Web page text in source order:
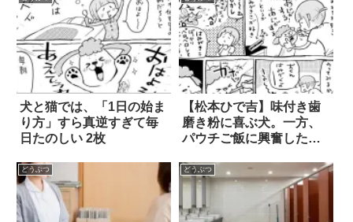
犬と猫では、「1日の始ま
り方」すら真逆すぎて毎
日たのしい 2枚
【松本ひで吉】味付き歯
磨き粉に喜ぶ犬。一方、
パウチご飯に興奮した猫
どうぶつ どうぶつ